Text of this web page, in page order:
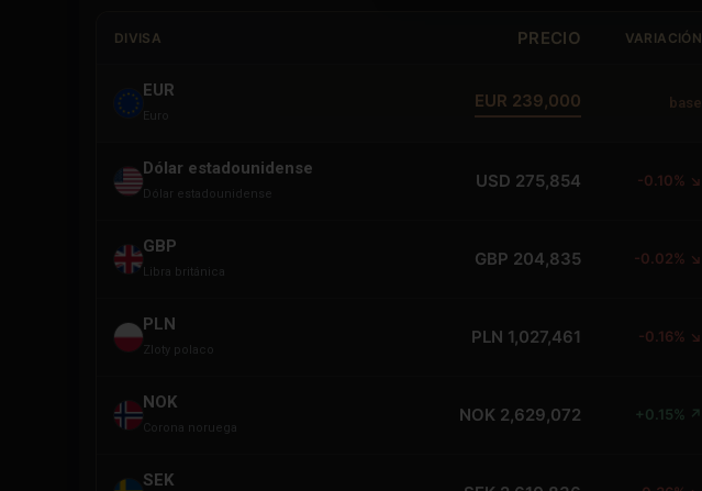
DIVISA PRECIO VARIACIÓN
EUR
Euro
EUR 239,000 base
Dólar estadounidense
Dólar estadounidense
USD 275,854 -0.10% ↘
GBP
Libra británica
GBP 204,835 -0.02% ↘
PLN
Zloty polaco
PLN 1,027,461 -0.16% ↘
NOK
Corona noruega
NOK 2,629,072 +0.15% ↗
SEK